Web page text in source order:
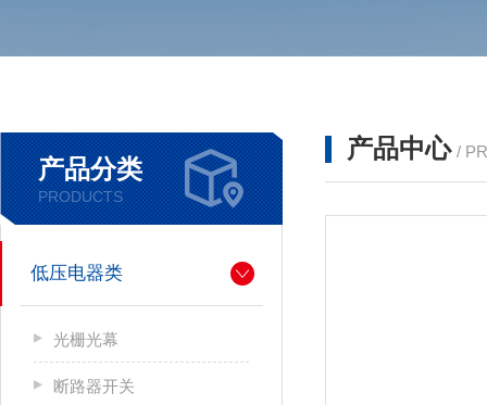
产品分类
PRODUCTS
低压电器类
光栅光幕
断路器开关
产品中心 /